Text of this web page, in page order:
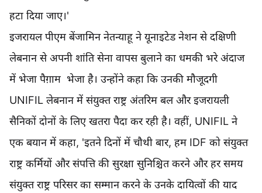
हटा दिया जाए।'
इजरायल पीएम बेंजामिन नेतन्याहू ने यूनाइटेड नेशन से दक्षिणी
लेबनान से अपनी शांति सेना वापस बुलाने का धमकी भरे अंदाज
में भेजा पैग़ाम भेजा है। उन्होंने कहा कि उनकी मौजूदगी
UNIFIL लेबनान में संयुक्त राष्ट्र अंतरिम बल और इजरायली
सैनिकों दोनों के लिए खतरा पैदा कर रही है। वहीं, UNIFIL ने
एक बयान में कहा, 'इतने दिनों में चौथी बार, हम IDF को संयुक्त
राष्ट्र कर्मियों और संपत्ति की सुरक्षा सुनिश्चित करने और हर समय
संयुक्त राष्ट्र परिसर का सम्मान करने के उनके दायित्वों की याद